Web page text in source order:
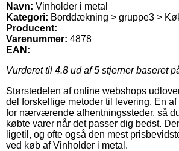
Navn: Vinholder i metal
Kategori: Borddækning > gruppe3 >
Producent:
Varenummer: 4878
EAN:
Vurderet til 4.8 ud af 5 stjerner baseret
Størstedelen af online webshops
del forskellige metoder til levering. En
for nærværende afhentningssteder, så
købte varer når det passer dig bedst.
ligetil, og ofte også den mest
ved køb af Vinholder i metal.